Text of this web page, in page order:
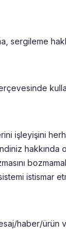
işleyişini
hakkında
istismar
haber/